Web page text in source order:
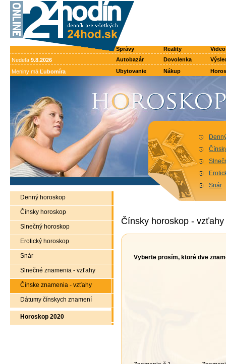
Správy Reality
Video
Nedeľa 9.8.2026 Autobazár Dovolenka
Meniny má Ľubomíra Ubytovanie Nákup
Snár
Denný horoskop
Čínsky horoskop
Slnečný horoskop
Erotický horoskop
Snár
Slnečné znamenia - vzťahy
Čínske znamenia - vzťahy
Dátumy čínskych znamení
Horoskop 2020
Čínsky horoskop -
Vyberte prosím, ktoré dve